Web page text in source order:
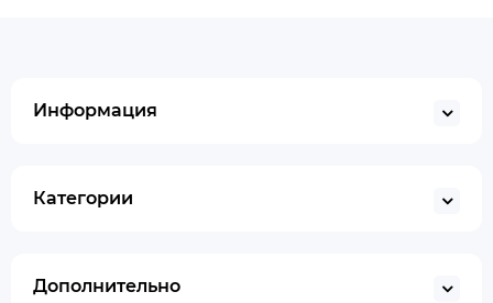
Информация
Категории
Дополнительно